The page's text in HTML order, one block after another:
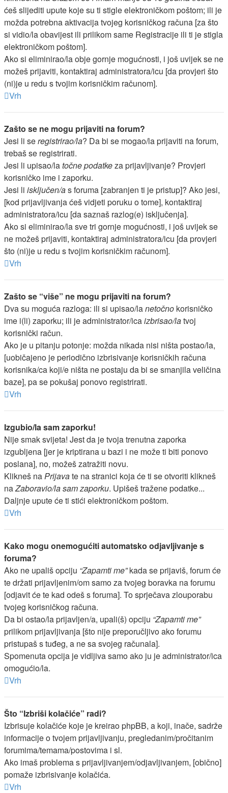
ćeš slijediti upute koje su ti stigle elektroničkom poštom; ili je
možda potrebna aktivacija tvojeg korisničkog računa [za što
si vidio/la obavijest ili prilikom same Registracije ili ti je stigla
elektroničkom poštom].
Ako si eliminirao/la obje gornje mogućnosti, i još uvijek se ne
možeš prijaviti, kontaktiraj administratora/icu [da provjeri što
(ni)je u redu s tvojim korisničkim računom].
Vrh
Zašto se ne mogu prijaviti na forum?
Jesi li seregistrirao/la? Da bi se mogao/la prijaviti na forum,
trebaš se registrirati.
Jesi li upisao/latočne podatkeza prijavljivanje? Provjeri
korisničko ime i zaporku.
Jesi li isključen/as foruma [zabranjen ti je pristup]? Ako jesi,
[kod prijavljivanja ćeš vidjeti poruku o tome], kontaktiraj
administratora/icu [da saznaš razlog(e) isključenja].
Ako si eliminirao/la sve tri gornje mogućnosti, i još uvijek se
ne možeš prijaviti, kontaktiraj administratora/icu [da provjeri
što (ni)je u redu s tvojim korisničkim računom].
Vrh
Zašto se “više” ne mogu prijaviti na forum?
Dva su moguća razloga: ili si upisao/lanetočno korisničko
ime i(li) zaporku; ili je administrator/icaizbrisao/latvoj
korisnički račun.
Ako je u pitanju potonje: možda nikada nisi ništa postao/la,
[uobičajeno je periodično izbrisivanje korisničkih računa
korisnika/ca koji/e ništa ne postaju da bi se smanjila veličina
baze], pa se pokušaj ponovo registrirati.
Vrh
Izgubio/la sam zaporku!
Nije smak svijeta! Jest da je tvoja trenutna zaporka
izgubljena [jer je kriptirana u bazi i ne može ti biti ponovo
poslana], no, možeš zatražiti novu.
Klikneš naPrijavate na stranici koja će ti se otvoriti klikneš
naZaboravio/la sam zaporku. Upišeš tražene podatke...
Daljnje upute će ti stići elektroničkom poštom.
Vrh
Kako mogu onemogućiti automatsko odjavljivanje s
foruma?
Ako ne upališ opciju “Zapamti me”kada se prijaviš, forum će
te držati prijavljenim/om samo za tvojeg boravka na forumu
[odjavit će te kad odeš s foruma]. To sprječava zlouporabu
tvojeg korisničkog računa.
Da bi ostao/la prijavljen/a, upali(š) opciju “Zapamti me”
prilikom prijavljivanja [što nije preporučljivo ako forumu
pristupaš s tuđeg, a ne sa svojeg računala].
Spomenuta opcija je vidljiva samo ako ju je administrator/ica
omogućio/la.
Vrh
Što “Izbriši kolačiće” radi?
Izbrisuje kolačiće koje je kreirao phpBB, a koji, inače, sadrže
informacije o tvojem prijavljivanju, pregledanim/pročitanim
forumima/temama/postovima i sl.
Ako imaš problema s prijavljivanjem/odjavljivanjem, [obično]
pomaže izbrisivanje kolačića.
Vrh